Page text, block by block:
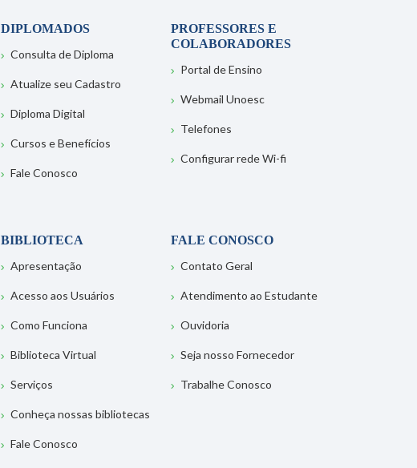
DIPLOMADOS
Consulta de Diploma
Atualize seu Cadastro
Diploma Digital
Cursos e Benefícios
Fale Conosco
PROFESSORES E
COLABORADORES
Portal de Ensino
Webmail Unoesc
Telefones
Configurar rede Wi-fi
BIBLIOTECA
Apresentação
Acesso aos Usuários
Como Funciona
Biblioteca Virtual
Serviços
Conheça nossas bibliotecas
Fale Conosco
FALE CONOSCO
Contato Geral
Atendimento ao Estudante
Ouvidoria
Seja nosso Fornecedor
Trabalhe Conosco